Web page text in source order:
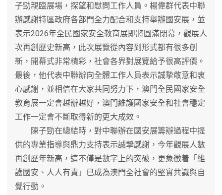
子勁親臨展場，探望和慰問工作人員。楊偉群代表中聯
辦感謝特區政府各部門全力配合和支持舉辦國安展，並
表示2026年全民國家安全教育展即將圓滿閉幕，觀展人
次再創歷史新高，此次展覽從內容到形式都有很多創
新，開幕式非常精彩，社會各界對展覽給予很高評價。
最後，他代表中聯辦向全體工作人員表示誠摯敬意和衷
心感謝，並相信在大家共同努力下，澳門全民國家安全
教育展一定會越辦越好，澳門維護國家安全和社會穩定
工作一定會不斷取得新的更大成效。
陳子勁在總結時，對中聯辦在國安展籌辦過程中提
供的專業指導與鼎力支持表示誠摯感謝，今年觀展人數
再創歷年新高，這不僅是數字上的突破，更象徵着「維
護國安、人人有責」已成為澳門全社會的堅實共識與自
覺行動。